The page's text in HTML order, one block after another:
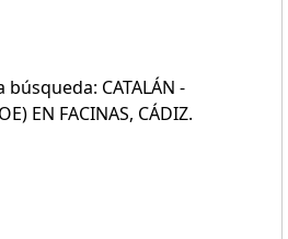
CATALÁN -
EN FACINAS, CÁDIZ.